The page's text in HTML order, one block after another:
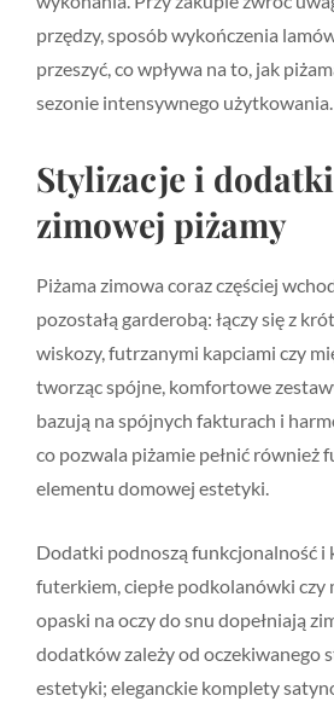
przędzy, sposób wykończenia
przeszyć, co wpływa na to, jak
sezonie intensywnego użytkowania.
Stylizacje i
zimowej piżamy
Piżama zimowa coraz częściej
pozostałą garderobą: łączy się z
wiskozy, futrzanymi kapciami czy
tworząc spójne, komfortowe
bazują na spójnych fakturach i
co pozwala piżamie pełnić również
elementu domowej estetyki.
Dodatki podnoszą funkcjonalność i
futerkiem, ciepłe podkolanówki
opaski na oczy do snu dopełniają
dodatków zależy od oczekiwanego
estetyki; eleganckie komplety